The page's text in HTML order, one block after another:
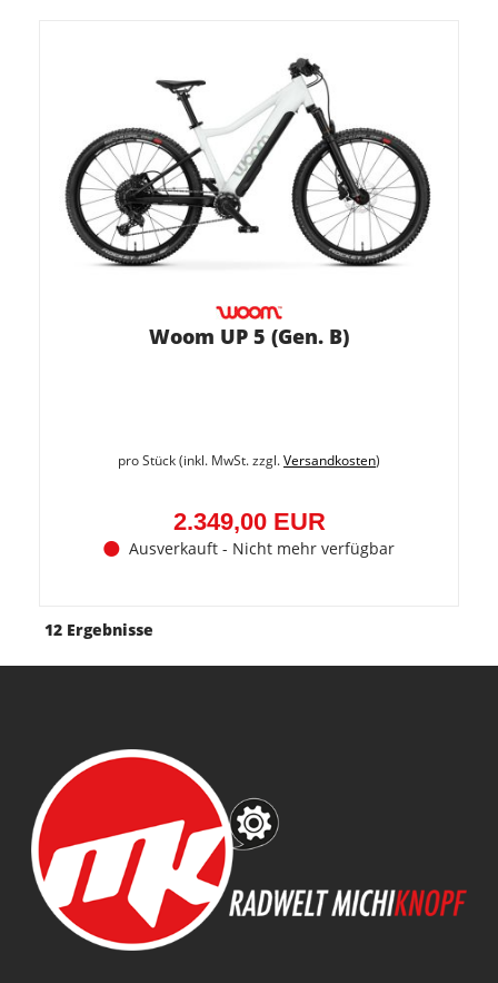
Woom UP 5 (Gen. B)
pro Stück (inkl. MwSt. zzgl.Versandkosten)
2.349,00 EUR
Ausverkauft - Nicht mehr verfügbar
12 Ergebnisse